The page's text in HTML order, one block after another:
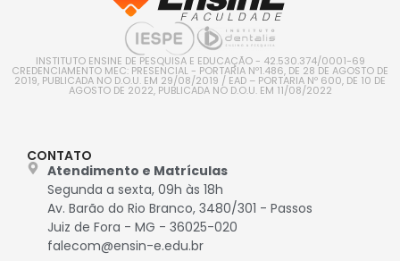
INSTITUTO ENSINE DE PESQUISA E EDUCAÇÃO - 42.530.374/0001-69
CREDENCIAMENTO MEC: PRESENCIAL - PORTARIA Nº1.486, DE 28 DE AGOSTO DE
2019, PUBLICADA NO D.O.U. EM 29/08/2019 / EAD – PORTARIA Nº 600, DE 10 DE
AGOSTO DE 2022, PUBLICADA NO D.O.U. EM 11/08/2022
CONTATO
Atendimento e Matrículas
Segunda a sexta, 09h às 18h
Av. Barão do Rio Branco, 3480/301 - Passos
Juiz de Fora - MG - 36025-020
falecom@ensin-e.edu.br